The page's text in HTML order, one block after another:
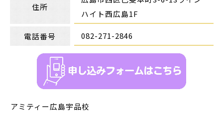
住所
ハイト西広島1F
電話番号 082-271-2846
アミティー広島宇品校